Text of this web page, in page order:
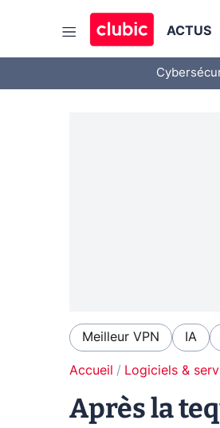
ACTUS
Meilleur VPN IA
Accueil Logiciels &
Après la